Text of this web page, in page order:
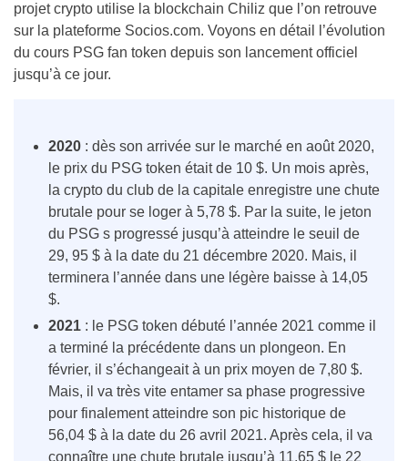
projet crypto utilise la blockchain Chiliz que l’on retrouve
sur la plateforme Socios.com. Voyons en détail l’évolution
du cours PSG fan token depuis son lancement officiel
jusqu’à ce jour.
2020 : dès son arrivée sur le marché en août 2020,
le prix du PSG token était de 10 $. Un mois après,
la crypto du club de la capitale enregistre une chute
brutale pour se loger à 5,78 $. Par la suite, le jeton
du PSG s progressé jusqu’à atteindre le seuil de
29, 95 $ à la date du 21 décembre 2020. Mais, il
terminera l’année dans une légère baisse à 14,05
$.
2021 : le PSG token débuté l’année 2021 comme il
a terminé la précédente dans un plongeon. En
février, il s’échangeait à un prix moyen de 7,80 $.
Mais, il va très vite entamer sa phase progressive
pour finalement atteindre son pic historique de
56,04 $ à la date du 26 avril 2021. Après cela, il va
connaître une chute brutale jusqu’à 11,65 $ le 22